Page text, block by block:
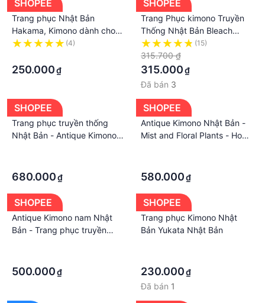
SHOPEE
Trang phục Nhật Bản
Hakama, Kimono dành cho
búp bê các size ob11,
(4)
250.000₫
SHOPEE
Trang Phục kimono Truyền
Thống Nhật Bản Bleach
Kurosaki Ichigo Cho Nam
(15)
315.700 ₫
315.000₫
Đã bán 3
SHOPEE
Trang phục truyền thống
Nhật Bản - Antique Kimono
Embroidery
680.000₫
SHOPEE
Antique Kimono Nhật Bản -
Mist and Floral Plants - Hoa
Nhật
580.000₫
SHOPEE
Antique Kimono nam Nhật
Bản - Trang phục truyền
500.000₫
SHOPEE
Trang phục Kimono Nhật
Bản Yukata Nhật Bản
230.000₫
Đã bán 1